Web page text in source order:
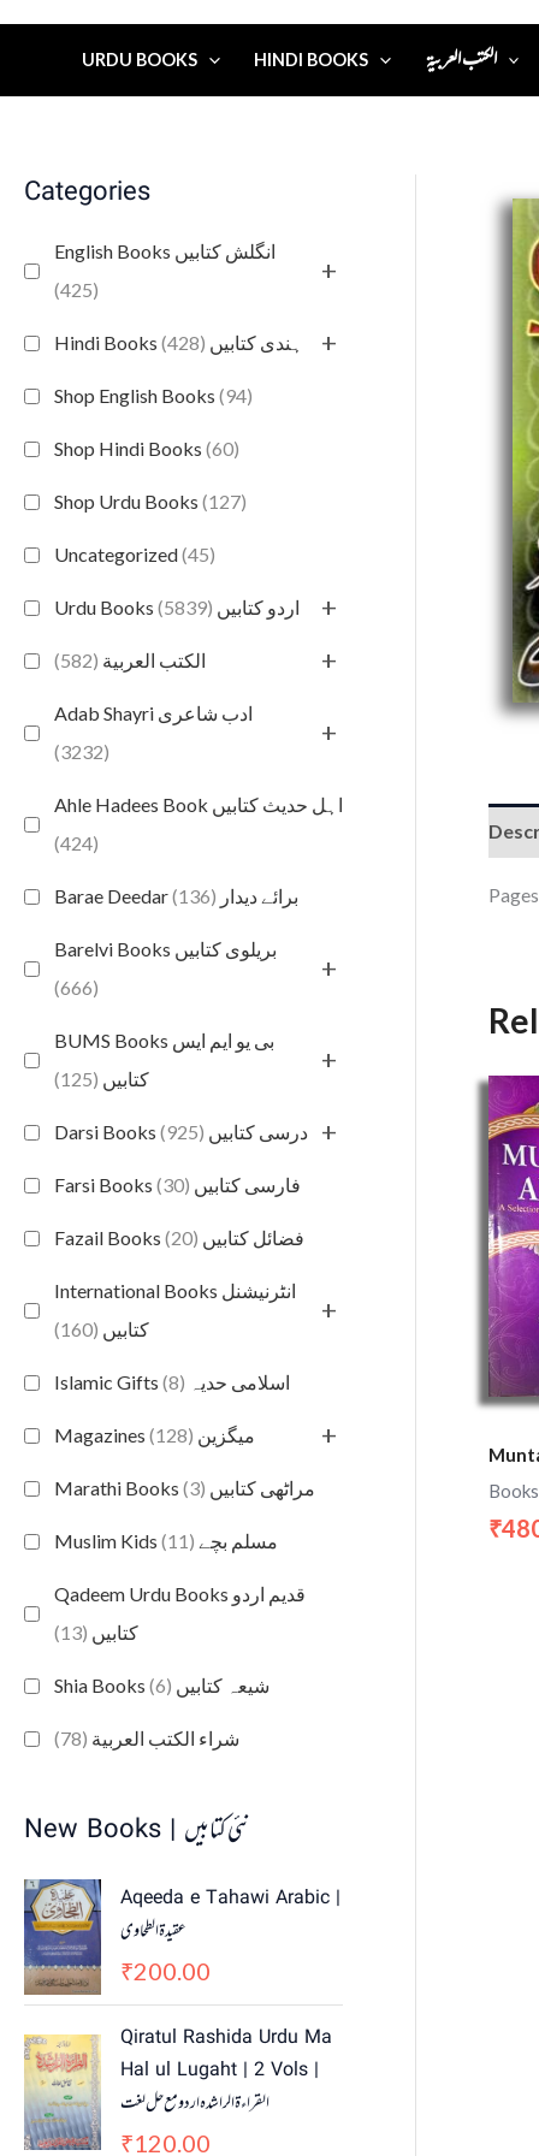
URDU BOOKS HINDI BOOKS الكتب العربية
Categories
English Books انگلش کتابیں
(425)
+
Hindi Books ہندی کتابیں (428) +
Shop English Books (94)
Shop Hindi Books (60)
Shop Urdu Books (127)
Uncategorized(45)
Urdu Books اردو کتابیں (5839) +
الكتب العربية (582) +
Adab Shayri ادب شاعری
(3232)
+
Ahle Hadees Book اہل حدیث کتابیں
(424)
Barae Deedar برائے دیدار (136)
Barelvi Books بریلوی کتابیں
(666)
+
BUMS Books بی یو ایم ایس
کتابیں (125)
+
Darsi Books درسی کتابیں (925) +
Farsi Books فارسی کتابیں (30)
Fazail Books فضائل کتابیں (20)
International Books انٹرنیشنل
کتابیں (160)
+
Islamic Gifts اسلامی حدیہ (8)
Magazines میگزین (128) +
Marathi Books مراٹھی کتابیں (3)
Muslim Kids مسلم بچے (11)
Qadeem Urdu Books قدیم اردو
کتابیں (13)
Shia Books شیعہ کتابیں (6)
شراء الكتب العربية (78)
New Books | نئی کتابیں
Aqeeda e Tahawi Arabic |
عقیدة الطحاوی
₹200.00
Qiratul Rashida Urdu Ma
Hal ul Lugaht | 2 Vols |
القراءة الراشدہ اردو مع حل لغت
₹120.00
₹